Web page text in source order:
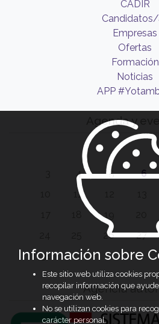
CADIR
Empresas
Ofertas
Formación
Noticias
APP
Agenda y
4 5 6
11
19
26 27
31
Agencia
Información sobre
Este sitio web utiliza cookies
recopilar información que
navegación web.
No se utilizan cookies para
carácter personal.